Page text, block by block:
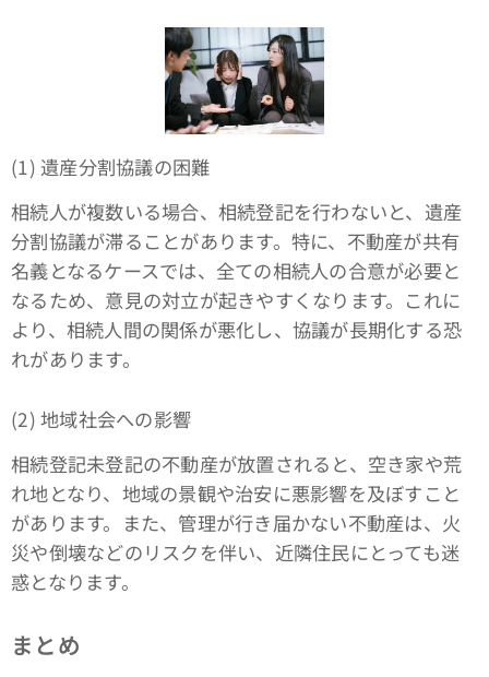
(1) 遺産分割協議の困難
相続人が複数いる場合、相続登記を行わないと、遺産
分割協議が滞ることがあります。特に、不動産が共有
名義となるケースでは、全ての相続人の合意が必要と
なるため、意見の対立が起きやすくなります。これに
より、相続人間の関係が悪化し、協議が長期化する恐
れがあります。
(2) 地域社会への影響
相続登記未登記の不動産が放置されると、空き家や荒
れ地となり、地域の景観や治安に悪影響を及ぼすこと
があります。また、管理が行き届かない不動産は、火
災や倒壊などのリスクを伴い、近隣住民にとっても迷
惑となります。
まとめ